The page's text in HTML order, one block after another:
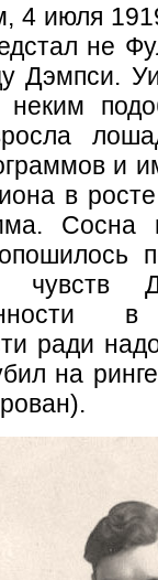
4 июля
не
Дэмпси.
и
в
Сосна
чувств
ради
на